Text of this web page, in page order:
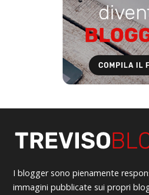
I blogger sono pienamente
immagini pubblicate sui propri